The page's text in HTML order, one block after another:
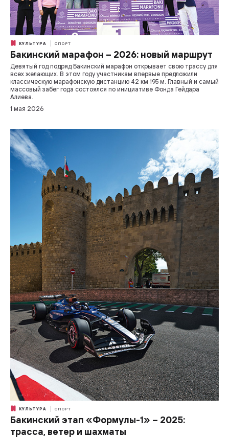
КУЛЬТУРА СПОРТ
Бакинский марафон – 2026: новый маршрут
Девятый год подряд Бакинский марафон открывает свою трассу для
всех желающих. В этом году участникам впервые предложили
классическую марафонскую дистанцию 42 км 195 м. Главный и самый
массовый забег года состоялся по инициативе Фонда Гейдара
Алиева.
1 мая 2026
КУЛЬТУРА СПОРТ
Бакинский этап «Формулы-1» – 2025:
трасса, ветер и шахматы